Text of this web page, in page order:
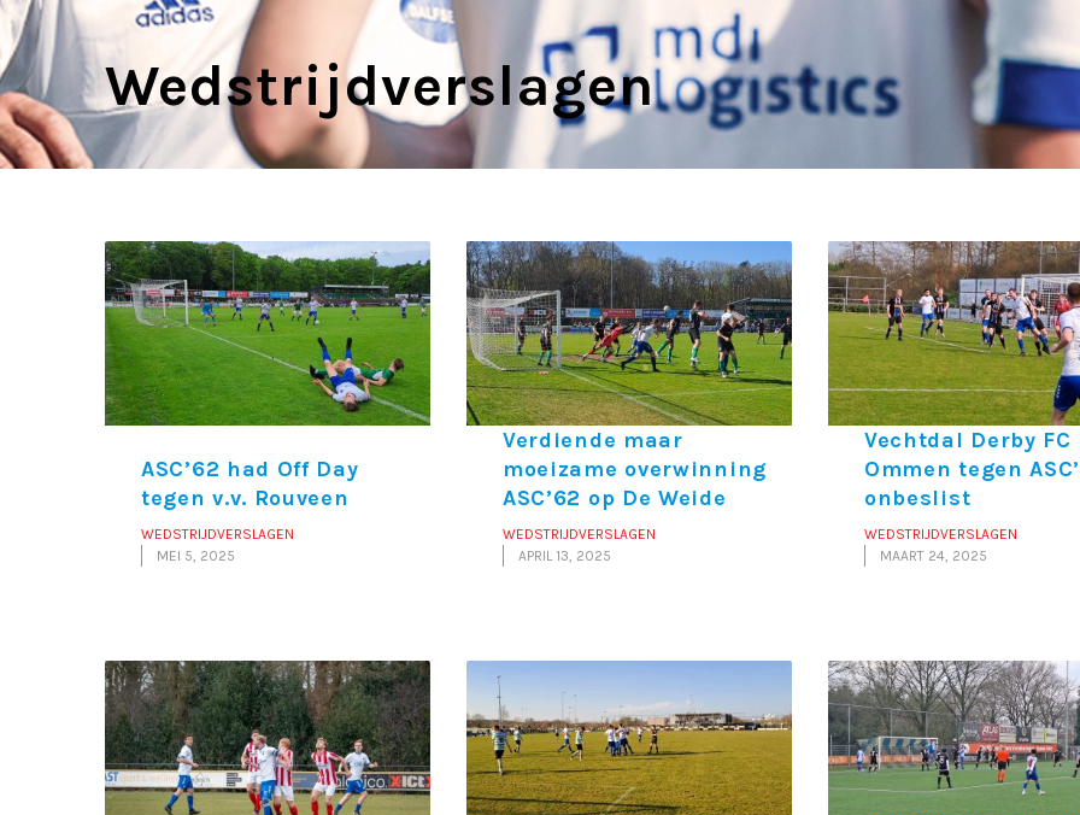
Wedstrijdverslagen
ASC’62 had Off Day
tegen v.v. Rouveen
WEDSTRIJDVERSLAGEN
MEI 5, 2025
Verdiende maar
moeizame overwinning
ASC’62 op De Weide
WEDSTRIJDVERSLAGEN
APRIL 13, 2025
Vechtdal Derby FC
Ommen tegen
onbeslist
WEDSTRIJDVERSLAGEN
MAART 24, 2025